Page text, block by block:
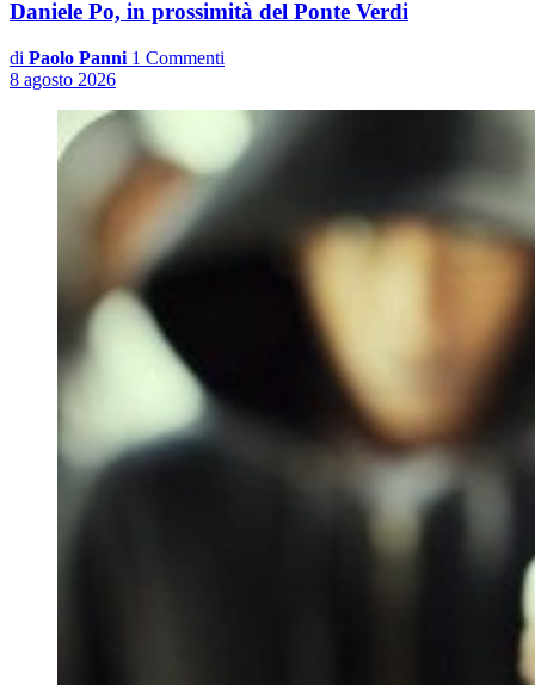
Daniele Po, in prossimità del Ponte Verdi
di Paolo Panni 1 Commenti
8 agosto 2026